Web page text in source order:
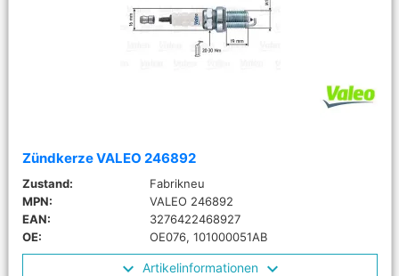
Zündkerze VALEO 246892
Zustand:
Fabrikneu
MPN:
VALEO 246892
EAN:
3276422468927
OE:
OE076, 101000051AB
Artikelinformationen